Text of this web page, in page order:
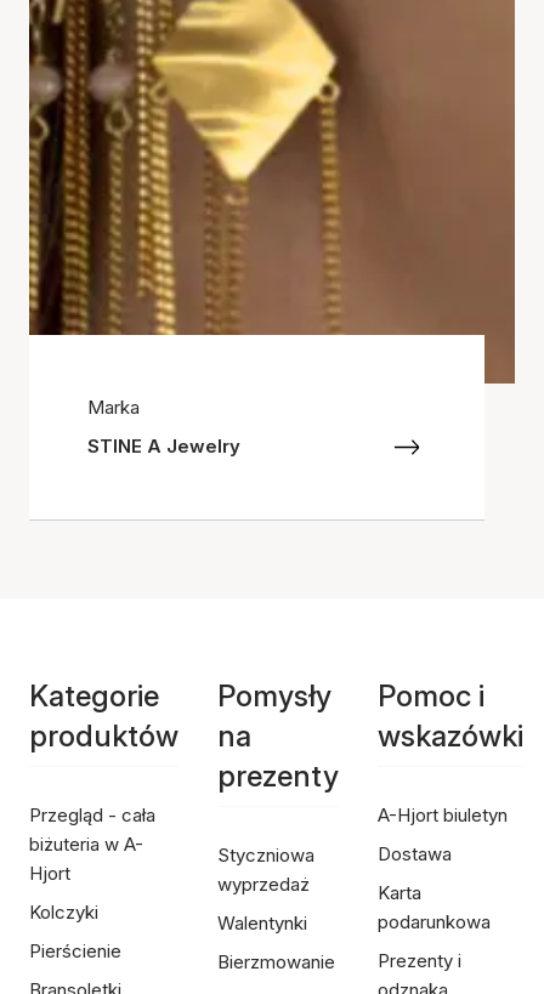
Marka
STINE A Jewelry
Kategorie
produktów
Przegląd - cała
biżuteria w A-
Hjort
Kolczyki
Pierścienie
Pomysły
na
prezenty
Styczniowa
wyprzedaż
Walentynki
Bierzmowanie
Pomoc i
wskazówki
A-Hjort biuletyn
Dostawa
Karta
podarunkowa
Prezenty i